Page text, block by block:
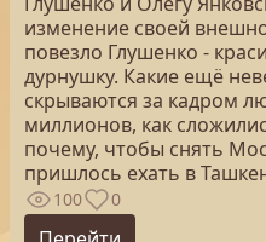
изменение своей
повезло Глушенко -
дурнушку. Какие ещё
скрываются за кадром
миллионов, как
почему, чтобы снять
пришлось ехать в
100 0